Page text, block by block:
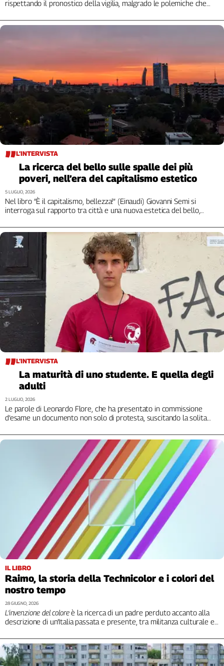
Liguria
Sardegna
Sicilia
Toscana
Umbria
Valle
D'Aosta
Veneto
Archivio
Storico
1955-
2014
Cerca
Contatti
La
redazione
Newsletter
Social
rispettando il pronostico della vigilia, malgrado le polemiche che
L’INTERVISTA
La ricerca del bello sulle spalle dei più
poveri, nell’era del capitalismo estetico
Nel libro “È il capitalismo, bellezza!” (Einaudi) Giovanni Semi si
interroga sul rapporto tra città e una nuova estetica del bello,
5 LUGLIO, 2026
L’INTERVISTA
La maturità di uno studente. E quella degli
adulti
Le parole di Leonardo Flore, che ha presentato in commissione
d’esame un documento non solo di protesta, suscitando la solita
2 LUGLIO, 2026
IL LIBRO
Raimo, la storia della Technicolor e i colori del
nostro tempo
L’invenzione del coloreè la ricerca di un padre perduto accanto alla
descrizione di un’Italia passata e presente, tra militanza culturale e
28 GIUGNO, 2026